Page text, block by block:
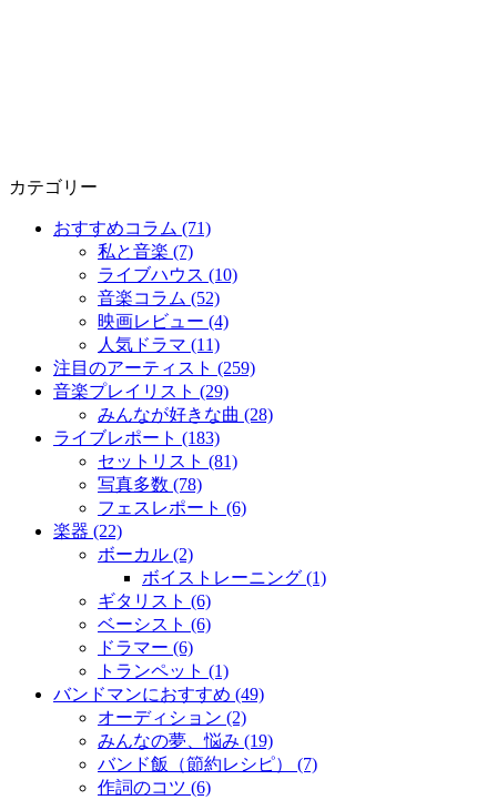
カテゴリー
おすすめコラム (71)
私と音楽 (7)
ライブハウス (10)
音楽コラム (52)
映画レビュー (4)
人気ドラマ (11)
注目のアーティスト (259)
音楽プレイリスト (29)
みんなが好きな曲 (28)
ライブレポート (183)
セットリスト (81)
写真多数 (78)
フェスレポート (6)
楽器 (22)
ボーカル (2)
ボイストレーニング (1)
ギタリスト (6)
ベーシスト (6)
ドラマー (6)
トランペット (1)
バンドマンにおすすめ (49)
オーディション (2)
みんなの夢、悩み (19)
バンド飯（節約レシピ） (7)
作詞のコツ (6)